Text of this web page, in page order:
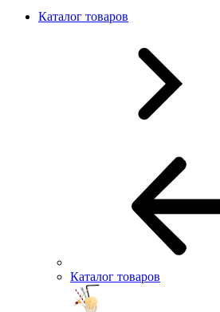
Каталог товаров
Каталог товаров